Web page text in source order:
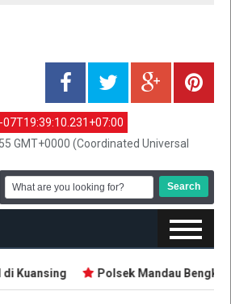
GMT+0000 (Coordinated Universal
Kuansing Polsek Mandau Bengkalis